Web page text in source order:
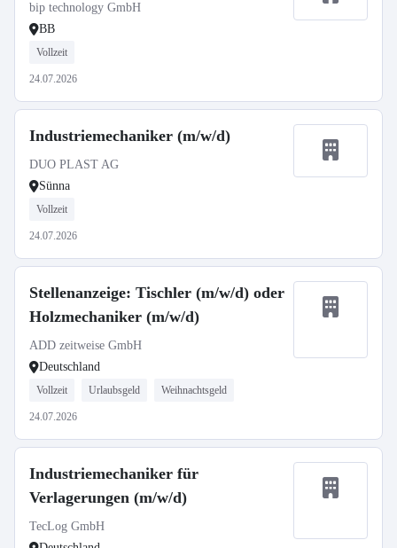
bip technology GmbH
BB
Vollzeit
24.07.2026
Industriemechaniker (m/w/d)
DUO PLAST AG
Sünna
Vollzeit
24.07.2026
Stellenanzeige: Tischler (m/w/d) oder
Holzmechaniker (m/w/d)
ADD zeitweise GmbH
Deutschland
Vollzeit Urlaubsgeld Weihnachtsgeld
24.07.2026
Industriemechaniker für
Verlagerungen (m/w/d)
TecLog GmbH